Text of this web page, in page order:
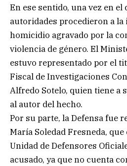
En ese sentido, una vez en el
autoridades procedieron a
homicidio agravado por la
violencia de género. El
estuvo representado por el
Fiscal de Investigaciones
Alfredo Sotelo, quien tiene a
al autor del hecho.
Por su parte, la Defensa fue
María Soledad Fresneda,
Unidad de Defensores
acusado, ya que no cuenta